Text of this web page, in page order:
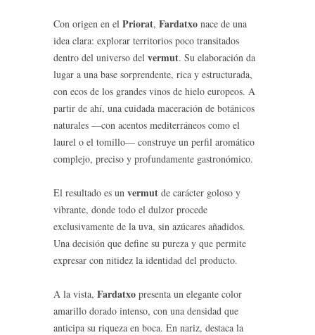
Con origen en el Priorat, Fardatxo nace de una
idea clara: explorar territorios poco transitados
dentro del universo del vermut. Su elaboración da
lugar a una base sorprendente, rica y estructurada,
con ecos de los grandes vinos de hielo europeos. A
partir de ahí, una cuidada maceración de botánicos
naturales —con acentos mediterráneos como el
laurel o el tomillo— construye un perfil aromático
complejo, preciso y profundamente gastronómico.
El resultado es un vermut de carácter goloso y
vibrante, donde todo el dulzor procede
exclusivamente de la uva, sin azúcares añadidos.
Una decisión que define su pureza y que permite
expresar con nitidez la identidad del producto.
A la vista, Fardatxo presenta un elegante color
amarillo dorado intenso, con una densidad que
anticipa su riqueza en boca. En nariz, destaca la